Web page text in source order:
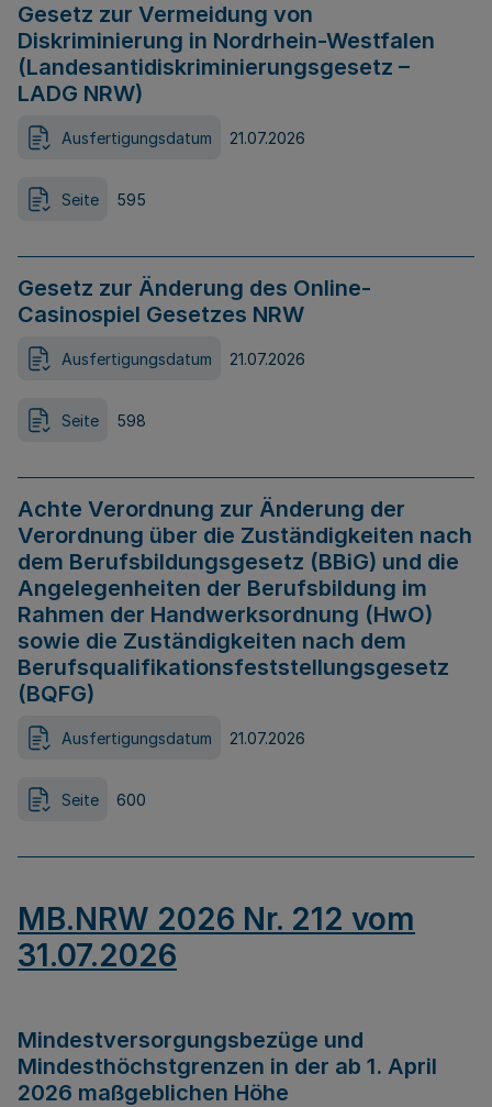
Gesetz zur Vermeidung von
Diskriminierung in Nordrhein-Westfalen
(Landesantidiskriminierungsgesetz –
LADG NRW)
Ausfertigungsdatum 21.07.2026
Seite 595
Gesetz zur Änderung des Online-
Casinospiel Gesetzes NRW
Ausfertigungsdatum 21.07.2026
Seite 598
Achte Verordnung zur Änderung der
Verordnung über die Zuständigkeiten nach
dem Berufsbildungsgesetz (BBiG) und die
Angelegenheiten der Berufsbildung im
Rahmen der Handwerksordnung (HwO)
sowie die Zuständigkeiten nach dem
Berufsqualifikationsfeststellungsgesetz
(BQFG)
Ausfertigungsdatum 21.07.2026
Seite 600
MB.NRW 2026 Nr. 212 vom
31.07.2026
Mindestversorgungsbezüge und
Mindesthöchstgrenzen in der ab 1. April
2026 maßgeblichen Höhe